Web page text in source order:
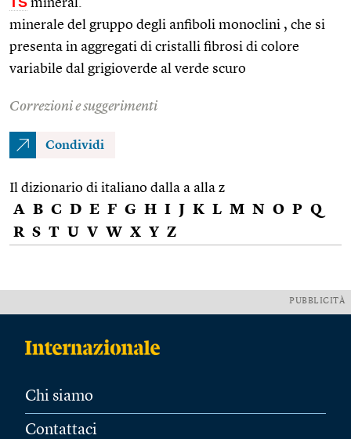
minerale del gruppo degli anfiboli monoclini , che si
presenta in aggregati di cristalli fibrosi di colore
variabile dal grigioverde al verde scuro
Correzioni e suggerimenti
Condividi
Il dizionario di italiano dalla a alla z
A B C D E F G H I J K L M N O P Q
R S T U V W X Y Z
PUBBLICITÀ
Chi siamo
Contattaci